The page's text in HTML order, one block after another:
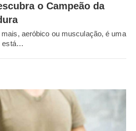
o Campeão da
aeróbico ou musculação, é uma
está…